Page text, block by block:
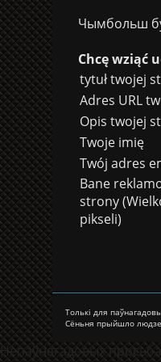
Чымбольш
Chcę wziąć
tytuł twojej
Adres URL
Opis twojej
Twoje imię
Twój adres
Bane
strony
pikseli)
Толькі для
Сёньня прыйшло
Непаўнагадовых